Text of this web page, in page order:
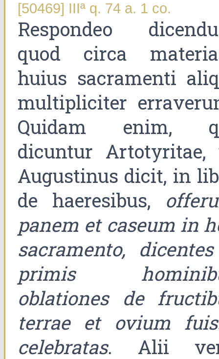
[50469] IIIª q. 74 a. 1 co.
Respondeo
quod circa
huius sacramenti
multipliciter
Quidam enim,
dicuntur Artotyritae,
Augustinus dicit, in
de haeresibus,
panem et caseum in
sacramento,
primis
oblationes de
terrae et ovium
celebratas. Alii